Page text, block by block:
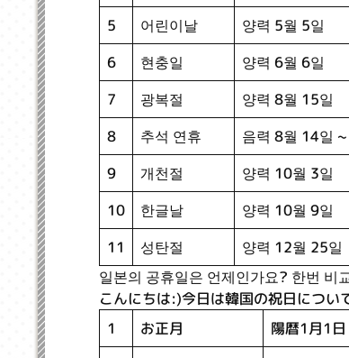
5 어린이날 양력 5월 5일
6 현충일 양력 6월 6일
7 광복절 양력 8월 15일
8 추석 연휴 음력 8월 14일
9 개천절 양력 10월 3일
10 한글날 양력 10월 9일
11 성탄절 양력 12월 25일
일본의 공휴일은 언제인가요? 한번 비
こんにちは:)今日は韓国の祝日につい
1 お正月 陽暦1月1日